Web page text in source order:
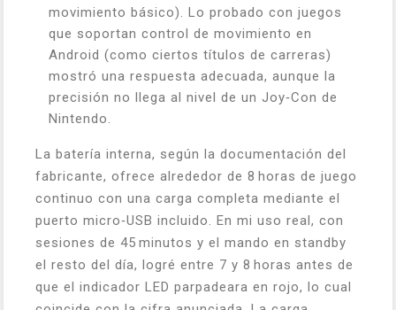
movimiento básico). Lo probado con juegos
que soportan control de movimiento en
Android (como ciertos títulos de carreras)
mostró una respuesta adecuada, aunque la
precisión no llega al nivel de un Joy‑Con de
Nintendo.
La batería interna, según la documentación del
fabricante, ofrece alrededor de 8 horas de juego
continuo con una carga completa mediante el
puerto micro‑USB incluido. En mi uso real, con
sesiones de 45 minutos y el mando en standby
el resto del día, logré entre 7 y 8 horas antes de
que el indicador LED parpadeara en rojo, lo cual